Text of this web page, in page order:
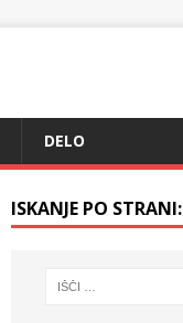
DELO
ISKANJE PO STRANI: